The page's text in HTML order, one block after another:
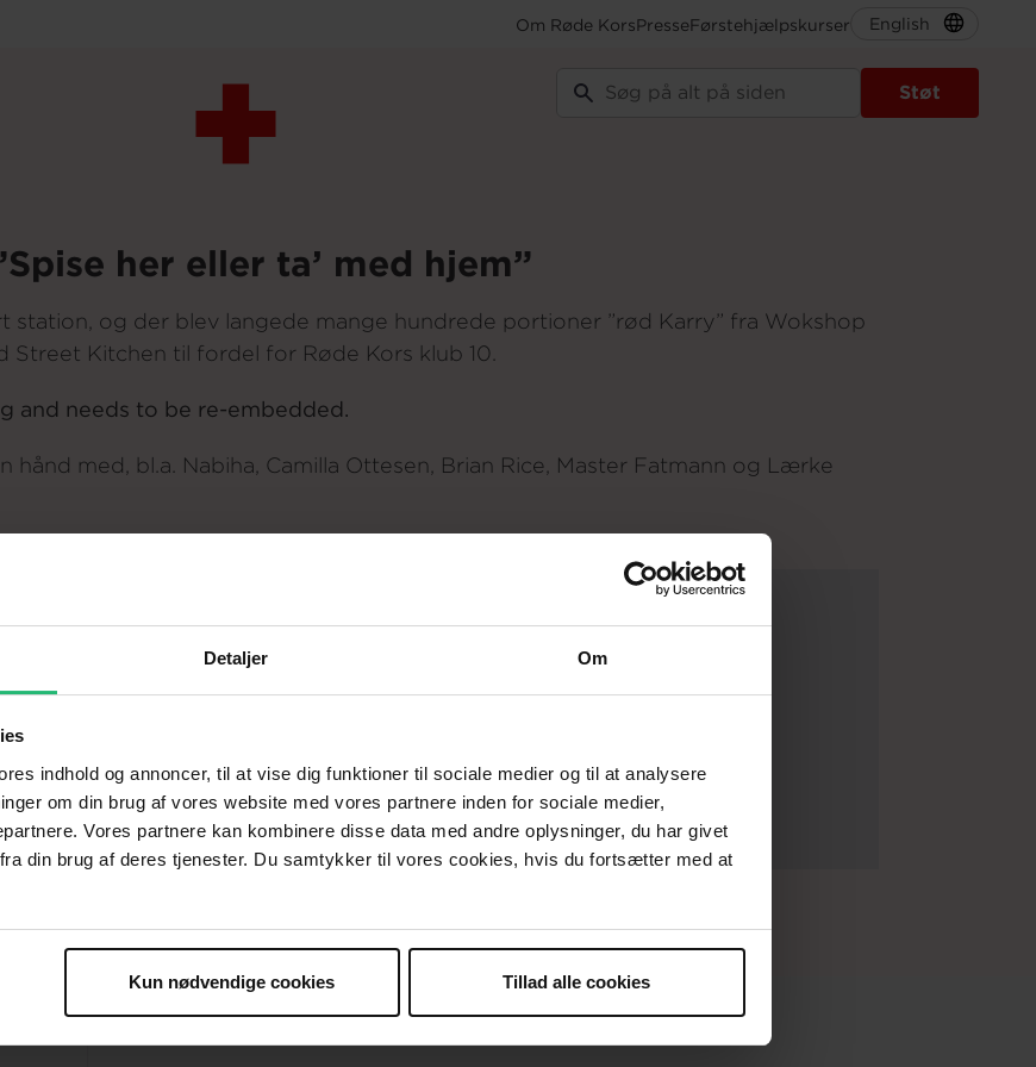
Detaljer Om
indhold og annoncer, til at vise dig funktioner til sociale medier og til at analysere
om din brug af vores website med vores partnere inden for sociale medier,
Vores partnere kan kombinere disse data med andre oplysninger, du har givet
din brug af deres tjenester. Du samtykker til vores cookies, hvis du fortsætter med at
Kun nødvendige cookies Tillad alle cookies
Støt
Om Røde KorsPresseFørstehjælpskurser English
her eller ta’ med hjem”
og der blev langede mange hundrede portioner ”rød Karry” fra Wokshop
Street Kitchen til fordel for Røde Kors klub 10.
and needs to be re-embedded.
hånd med, bl.a. Nabiha, Camilla Ottesen, Brian Rice, Master Fatmann og Lærke
og i alt sendte Vipp 112.000 kr. til Røde Kors klub 10.
designfirmaet Vipp
100 ambassadør
and needs to be re-embedded.